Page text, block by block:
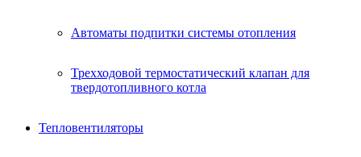
Автоматы подпитки системы отопления
Трехходовой термостатический клапан для
твердотопливного котла
Тепловентиляторы